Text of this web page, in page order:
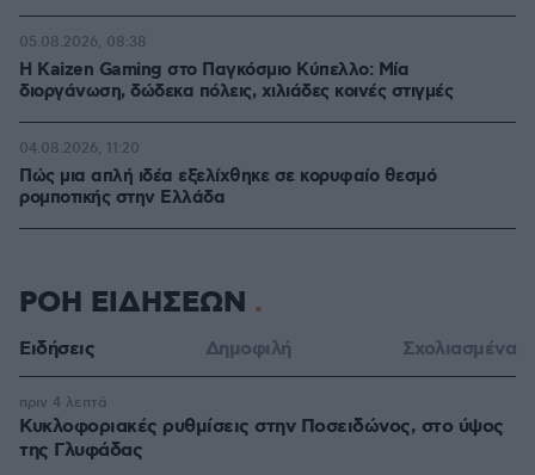
H Kaizen Gaming στο Παγκόσμιο Kύπελλο: Μία
διοργάνωση, δώδεκα πόλεις, χιλιάδες κοινές στιγμές
05.08.2026, 08:38
Πώς μια απλή ιδέα εξελίχθηκε σε κορυφαίο θεσμό
ρομποτικής στην Ελλάδα
04.08.2026, 11:20
ΡΟΗ ΕΙΔΗΣΕΩΝ
Ειδήσεις Δημοφιλή Σχολιασμένα
Κυκλοφοριακές ρυθμίσεις στην Ποσειδώνος, στο ύψος
της Γλυφάδας
πριν 4 λεπτά